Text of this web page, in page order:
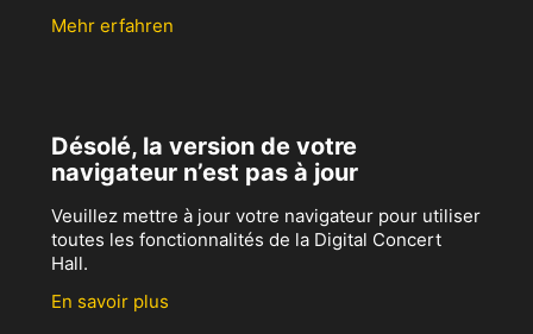
Mehr erfahren
Désolé, la version de votre
navigateur n’est pas à jour
Veuillez mettre à jour votre navigateur pour utiliser
toutes les fonctionnalités de la Digital Concert
Hall.
En savoir plus